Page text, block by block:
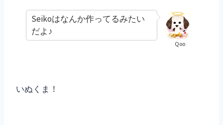
Qoo
Seikoはなんか作ってるみたい
だよ♪
いぬくま！